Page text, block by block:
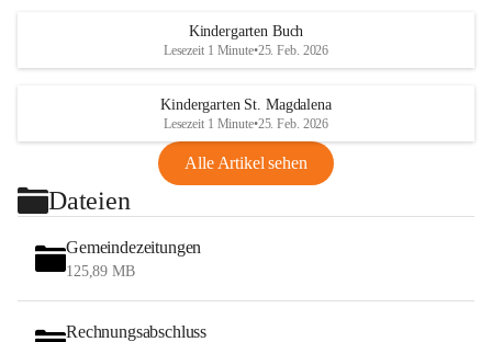
Kindergarten Buch
Lesezeit 1 Minute•25. Feb. 2026
Kindergarten St. Magdalena
Lesezeit 1 Minute•25. Feb. 2026
Alle Artikel sehen
Dateien
Gemeindezeitungen
125,89 MB
Rechnungsabschluss